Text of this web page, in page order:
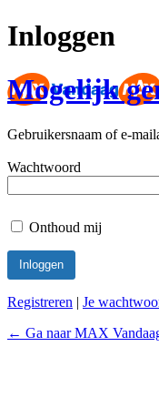
Inloggen
Mogelijk
Gebruikersnaam of e-
Wachtwoord
Onthoud mij
Registreren | Je
← Ga naar MAX